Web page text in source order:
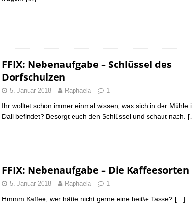
FFIX: Nebenaufgabe – Schlüssel des
Dorfschulzen
5. Januar 2018 Raphaela 1
Ihr wolltet schon immer einmal wissen, was sich in der Mühle
Dali befindet? Besorgt euch den Schlüssel und schaut nach.
FFIX: Nebenaufgabe – Die Kaffeesorten
5. Januar 2018 Raphaela 1
Hmmm Kaffee, wer hätte nicht gerne eine heiße Tasse? […]